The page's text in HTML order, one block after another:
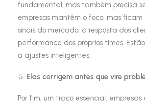
fundamental, mas também precisa
empresas mantêm o foco, mas
sinais do mercado, à resposta dos
performance dos próprios times.
a ajustes inteligentes.
Elas corrigem antes que vire
Por fim, um traço essencial: